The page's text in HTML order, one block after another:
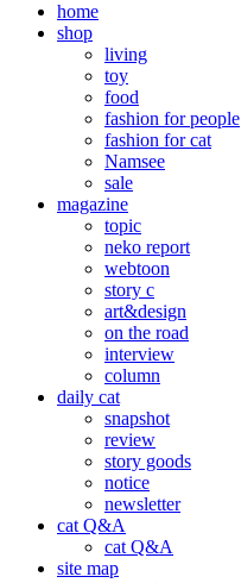
home
shop
living
toy
food
fashion for people
fashion for cat
Namsee
sale
magazine
topic
neko report
webtoon
story c
art&design
on the road
interview
column
daily cat
snapshot
review
story goods
notice
newsletter
cat Q&A
cat Q&A
site map